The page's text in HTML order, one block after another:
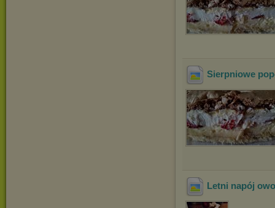
Sierpniowe
Letni napój